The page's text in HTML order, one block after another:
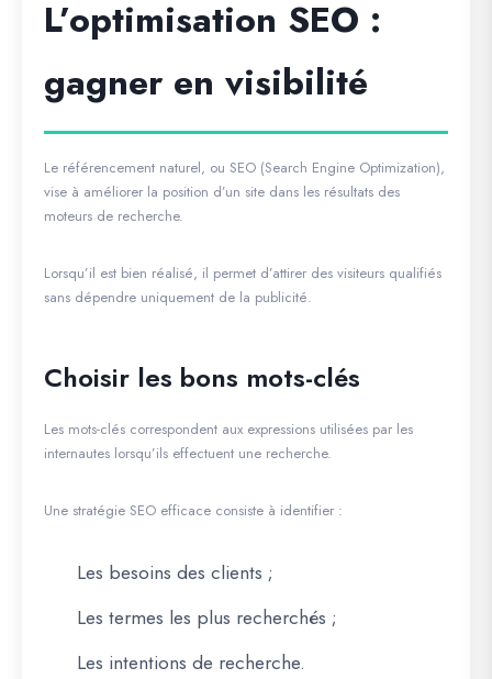
L’optimisation SEO :
gagner en visibilité
Le référencement naturel, ou SEO (Search Engine Optimization),
vise à améliorer la position d’un site dans les résultats des
moteurs de recherche.
Lorsqu’il est bien réalisé, il permet d’attirer des visiteurs qualifiés
sans dépendre uniquement de la publicité.
Choisir les bons mots-clés
Les mots-clés correspondent aux expressions utilisées par les
internautes lorsqu’ils effectuent une recherche.
Une stratégie SEO efficace consiste à identifier :
Les besoins des clients ;
Les termes les plus recherchés ;
Les intentions de recherche.